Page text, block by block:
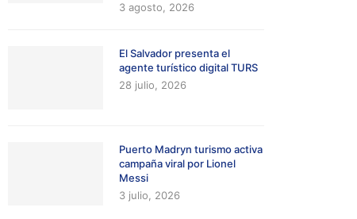
3 agosto, 2026
El Salvador presenta el
agente turístico digital TURS
28 julio, 2026
Puerto Madryn turismo activa
campaña viral por Lionel
Messi
3 julio, 2026